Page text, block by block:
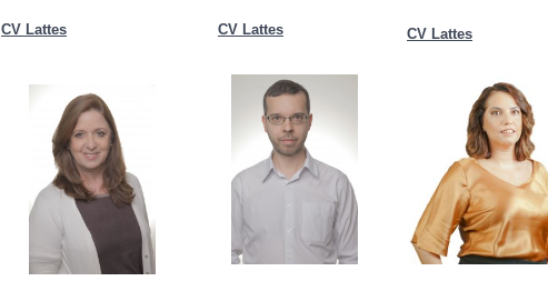
CV Lattes CV Lattes CV Lattes